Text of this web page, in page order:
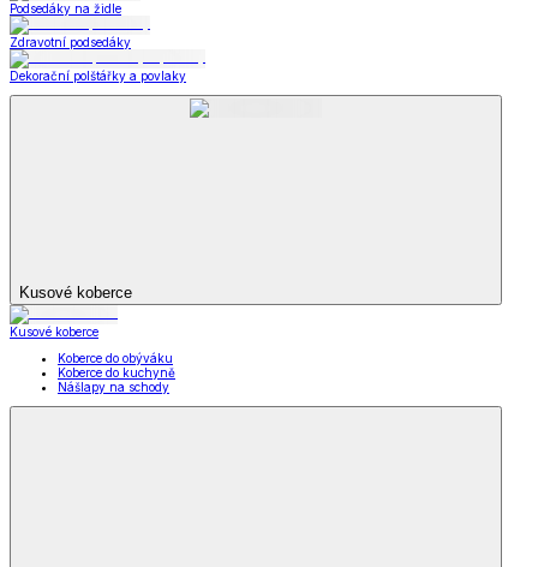
Podsedáky na židle
Zdravotní podsedáky
Dekorační polštářky a povlaky
Kusové koberce
Kusové koberce
Koberce do obýváku
Koberce do kuchyně
Nášlapy na schody